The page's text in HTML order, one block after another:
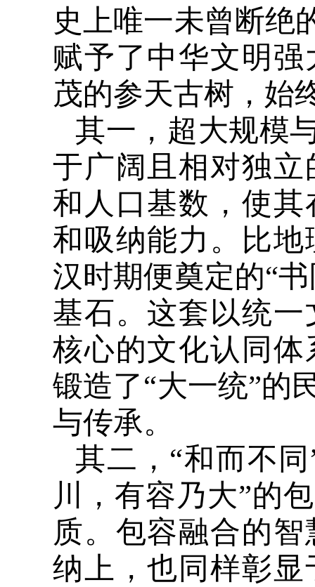
史上唯一未曾断绝
赋予了中华文明
茂的参天古树，始
其一，超大规模
于广阔且相对独
和人口基数，使
和吸纳能力。比
汉时期便奠定的“
基石。这套以统
核心的文化认同
锻造了“大一统”的
与传承。
其二，“和而不
川，有容乃大”的
质。包容融合的
纳上，也同样彰